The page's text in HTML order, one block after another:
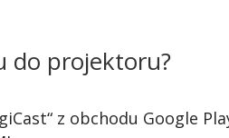
do projektoru?
z obchodu Google